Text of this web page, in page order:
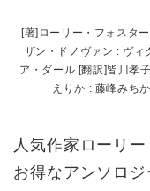
[著]ローリー・フォスタ
ザン・ドノヴァン : ヴィ
ア・ダール [翻訳]皆川孝
えりか : 藤峰みちか
人気作家ローリ
お得なアンソロジ